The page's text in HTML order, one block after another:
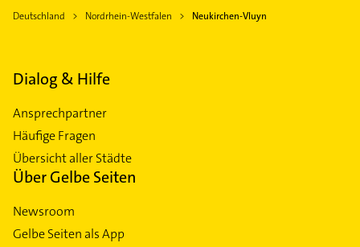
Deutschland Nordrhein-Westfalen Neukirchen-Vluyn
Dialog & Hilfe
Ansprechpartner
Häufige Fragen
Übersicht aller Städte
Über Gelbe Seiten
Newsroom
Gelbe Seiten als App